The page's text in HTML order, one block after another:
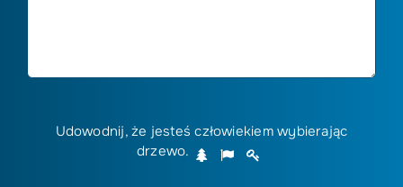
Udowodnij, że jesteś człowiekiem wybierając
drzewo. Udowodnij,